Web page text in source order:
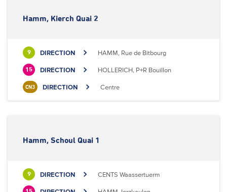
Hamm, Kierch Quai 2
9 DIRECTION HAMM, Rue de Bitbourg
15 DIRECTION HOLLERICH, P+R Bouillon
CN3 DIRECTION Centre
Hamm, Schoul Quai 1
9 DIRECTION CENTS Waassertuerm